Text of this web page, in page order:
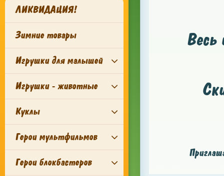
ЛИКВИДАЦИЯ!
Зимние товары
Игрушки для малышей
Игрушки - животные
Куклы
Герои мультфильмов
Герои блокбастеров
Весь